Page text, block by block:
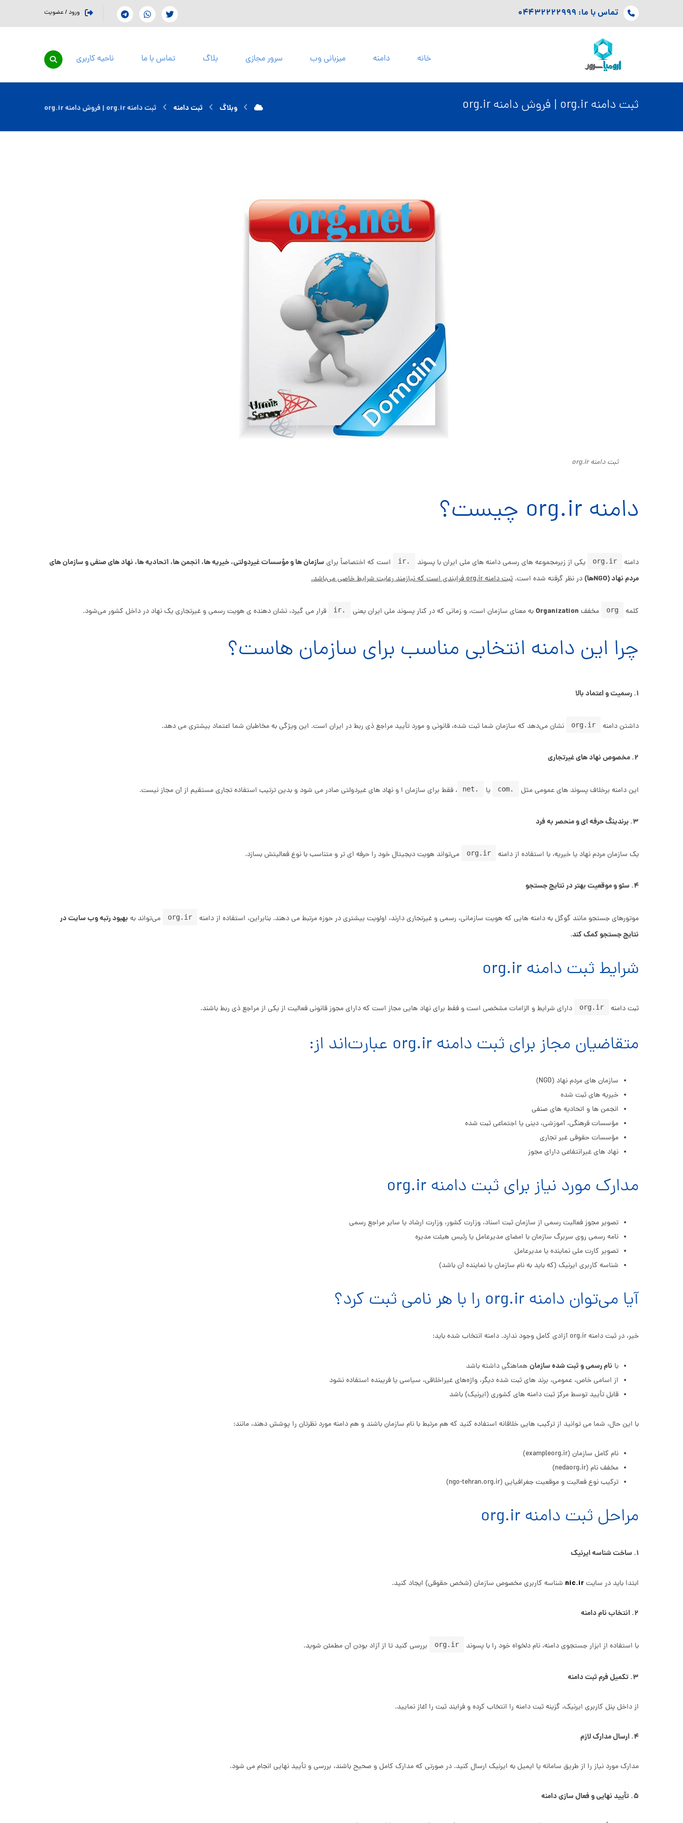
تماس با ما: ۰۴۴۳۲۲۲۲۹۹۹ ورود / عضویت
خانه دامنه میزبانی وب سرور مجازی بلاگ تماس با ما ناحیه کاربری
ثبت دامنه org.ir | فروش دامنه org.ir وبلاگ ثبت دامنه ثبت دامنه org.ir | فروش دامنه org.ir
ثبت دامنه org.ir
دامنه org.ir چیست؟
دامنه org.ir یکی از زیرمجموعه‌ های رسمی دامنه‌ های ملی ایران با پسوند .ir است که اختصاصاً برای سازمان‌ ها و مؤسسات غیردولتی، خیریه‌ ها، انجمن‌ ها، اتحادیه‌ ها، نهاد های صنفی و سازمان‌ های
مردم‌ نهاد (NGOها)
در نظر گرفته شده است. ثبت دامنه org.ir فرایندی است که نیازمند رعایت شرایط خاصی می‌باشد.
کلمه org مخفف Organizationبه معنای سازمان است، و زمانی که در کنار پسوند ملی ایران یعنی .ir قرار می‌ گیرد، نشان‌ دهنده‌ ی هویت رسمی و غیرتجاری یک نهاد در داخل کشور می‌شود.
چرا این دامنه انتخابی مناسب برای سازمان‌ هاست؟
۱. رسمیت و اعتماد بالا
داشتن دامنه org.ir نشان می‌دهد که سازمان شما ثبت‌ شده، قانونی و مورد تأیید مراجع ذی‌ ربط در ایران است. این ویژگی به مخاطبان شما اعتماد بیشتری می‌ دهد.
۲. مخصوص نهاد های غیرتجاری
این دامنه برخلاف پسوند های عمومی مثل .com یا .net ، فقط برای سازمان‌ ا و نهاد های غیردولتی صادر می‌ شود و بدین‌ ترتیب استفاده تجاری مستقیم از آن مجاز نیست.
۳. برندینگ حرفه‌ ای و منحصر به‌ فرد
یک سازمان مردم‌ نهاد یا خیریه، با استفاده از دامنه org.ir می‌تواند هویت دیجیتال خود را حرفه‌ ای‌ تر و متناسب با نوع فعالیتش بسازد.
۴. سئو و موقعیت بهتر در نتایج جستجو
موتورهای جستجو مانند گوگل به دامنه‌ هایی که هویت سازمانی، رسمی و غیرتجاری دارند، اولویت بیشتری در حوزه مرتبط می‌ دهند. بنابراین، استفاده از دامنه org.ir می‌تواند به بهبود رتبه وب‌ سایت در
نتایج جستجو کمک کند.
شرایط ثبت دامنه org.ir
ثبت دامنه org.ir دارای شرایط و الزامات مشخصی است و فقط برای نهاد هایی مجاز است که دارای مجوز قانونی فعالیت از یکی از مراجع ذی‌ ربط باشند.
متقاضیان مجاز برای ثبت دامنه org.ir عبارت‌اند از:
سازمان‌ های مردم‌ نهاد (NGO)
خیریه‌ های ثبت‌ شده
انجمن‌ ها و اتحادیه‌ های صنفی
مؤسسات فرهنگی، آموزشی، دینی یا اجتماعی ثبت‌ شده
مؤسسات حقوقی غیر تجاری
نهاد های غیرانتفاعی دارای مجوز
مدارک مورد نیاز برای ثبت دامنه org.ir
تصویر مجوز فعالیت رسمی از سازمان ثبت اسناد، وزارت کشور، وزارت ارشاد یا سایر مراجع رسمی
نامه رسمی روی سربرگ سازمان با امضای مدیرعامل یا رئیس هیئت مدیره
تصویر کارت ملی نماینده یا مدیرعامل
شناسه کاربری ایرنیک (که باید به نام سازمان یا نماینده آن باشد)
آیا می‌توان دامنه org.ir را با هر نامی ثبت کرد؟
خیر، در ثبت دامنه org.ir آزادی کامل وجود ندارد. دامنه انتخاب‌ شده باید:
با نام رسمی و ثبت‌ شده سازمانهماهنگی داشته باشد
از اسامی خاص، عمومی، برند های ثبت‌ شده دیگر، واژه‌های غیراخلاقی، سیاسی یا فریبنده استفاده نشود
قابل تأیید توسط مرکز ثبت دامنه‌ های کشوری (ایرنیک) باشد
با این حال، شما می‌ توانید از ترکیب‌ هایی خلاقانه استفاده کنید که هم مرتبط با نام سازمان باشند و هم دامنه مورد نظرتان را پوشش دهند، مانند:
نام کامل سازمان (exampleorg.ir)
مخفف نام (nedaorg.ir)
ترکیب نوع فعالیت و موقعیت جغرافیایی (ngo-tehran.org.ir)
مراحل ثبت دامنه org.ir
۱. ساخت شناسه ایرنیک
ابتدا باید در سایتnic.ir شناسه کاربری مخصوص سازمان (شخص حقوقی) ایجاد کنید.
۲. انتخاب نام دامنه
با استفاده از ابزار جستجوی دامنه، نام دلخواه خود را با پسوند org.ir بررسی کنید تا از آزاد بودن آن مطمئن شوید.
۳. تکمیل فرم ثبت دامنه
از داخل پنل کاربری ایرنیک، گزینه ثبت دامنه را انتخاب کرده و فرایند ثبت را آغاز نمایید.
۴. ارسال مدارک لازم
مدارک مورد نیاز را از طریق سامانه یا ایمیل به ایرنیک ارسال کنید. در صورتی که مدارک کامل و صحیح باشند، بررسی و تأیید نهایی انجام می‌ شود.
۵. تأیید نهایی و فعال‌ سازی دامنه